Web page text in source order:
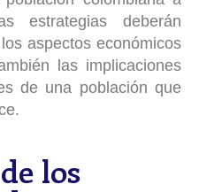
estrategias deberán
aspectos económicos
las implicaciones
de una población que
los